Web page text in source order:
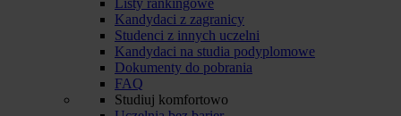
Listy rankingowe
Kandydaci z zagranicy
Studenci z innych uczelni
Kandydaci na studia podyplomowe
Dokumenty do pobrania
FAQ
Studiuj komfortowo